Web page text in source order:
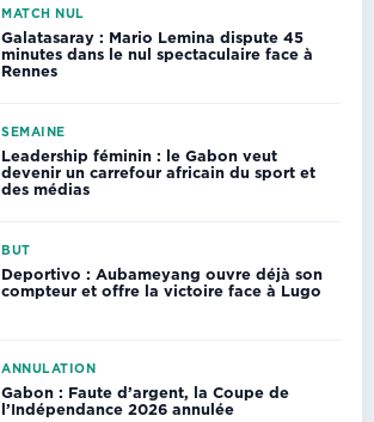
MATCH NUL
Galatasaray : Mario Lemina dispute 45
minutes dans le nul spectaculaire face à
Rennes
SEMAINE
Leadership féminin : le Gabon veut
devenir un carrefour africain du sport et
des médias
BUT
Deportivo : Aubameyang ouvre déjà son
compteur et offre la victoire face à Lugo
ANNULATION
Gabon : Faute d’argent, la Coupe de
l’Indépendance 2026 annulée